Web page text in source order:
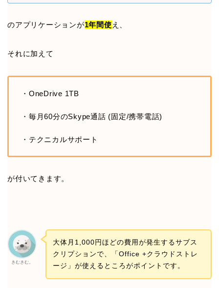
のアプリケーションが1年間使え、
それに加えて
・OneDrive 1TB
・毎月60分のSkype通話 (固定/携帯電話)
・テクニカルサポート
が付いてきます。
きむきむ。
大体月1,000円ほどの費用が発生するサブス
クリプションで、「Office +クラウドストレ
ージ」が使えるところがポイントです。